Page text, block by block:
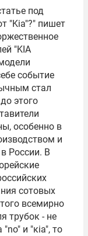
под
"Kia"?" пишет
"KIA
событие
стал
этого
особенно в
и
России. В
сотовых
всемирно
трубок - не
и "кia", то